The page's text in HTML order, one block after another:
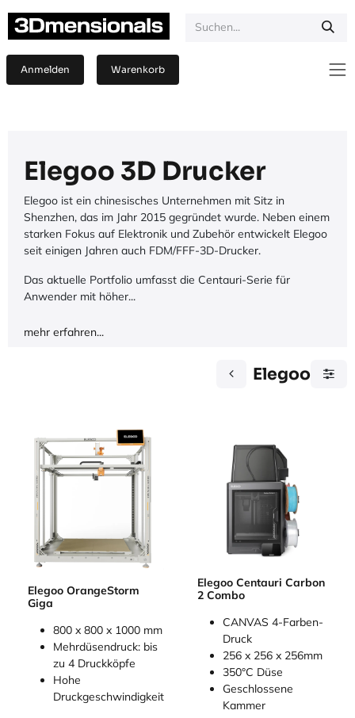
Anmelden Warenkorb
Elegoo 3D Drucker
Elegoo ist ein chinesisches Unternehmen mit Sitz in
Shenzhen, das im Jahr 2015 gegründet wurde. Neben einem
starken Fokus auf Elektronik und Zubehör entwickelt Elegoo
seit einigen Jahren auch FDM/FFF-3D-Drucker.
Das aktuelle Portfolio umfasst die Centauri-Serie für
Anwender mit höher...
mehr erfahren...
Elegoo
Elegoo OrangeStorm
Giga
800 x 800 x 1000 mm
Mehrdüsendruck: bis
zu 4 Druckköpfe
Hohe
Druckgeschwindigkeit
Elegoo Centauri Carbon
2 Combo
CANVAS 4-Farben-
Druck
256 x 256 x 256mm
350°C Düse
Geschlossene
Kammer